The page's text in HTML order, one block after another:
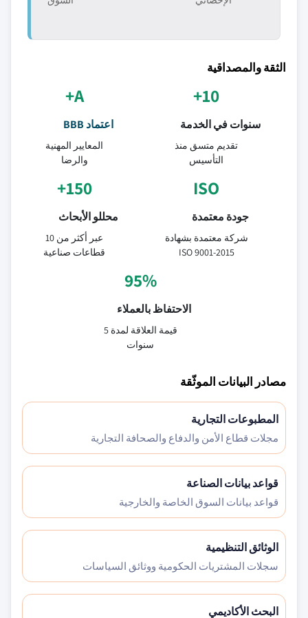
الثقة والمصداقية
10+
سنوات في الخدمة
تقديم متسق منذ
التأسيس
A+
اعتماد BBB
المعايير المهنية
والرضا
ISO
جودة معتمدة
شركة معتمدة بشهادة
ISO 9001-2015
150+
محللو الأبحاث
عبر أكثر من 10
قطاعات صناعية
95%
الاحتفاظ بالعملاء
قيمة العلاقة لمدة 5
سنوات
مصادر البيانات الموثّقة
المطبوعات التجارية
مجلات قطاع الأمن والدفاع والصحافة التجارية
قواعد بيانات الصناعة
قواعد بيانات السوق الخاصة والخارجية
الوثائق التنظيمية
سجلات المشتريات الحكومية ووثائق السياسات
البحث الأكاديمي